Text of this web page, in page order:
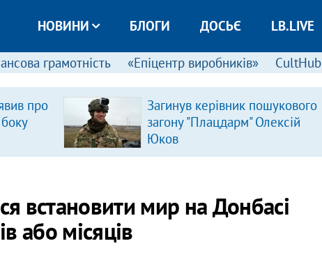
НОВИНИ БЛОГИ ДОСЬЄ LB.LIVE
грамотність «Епіцентр виробників» CultHub
про
Загинув керівник пошукового
загону "Плацдарм" Олексій
Юков
встановити мир на Донбасі
або місяців